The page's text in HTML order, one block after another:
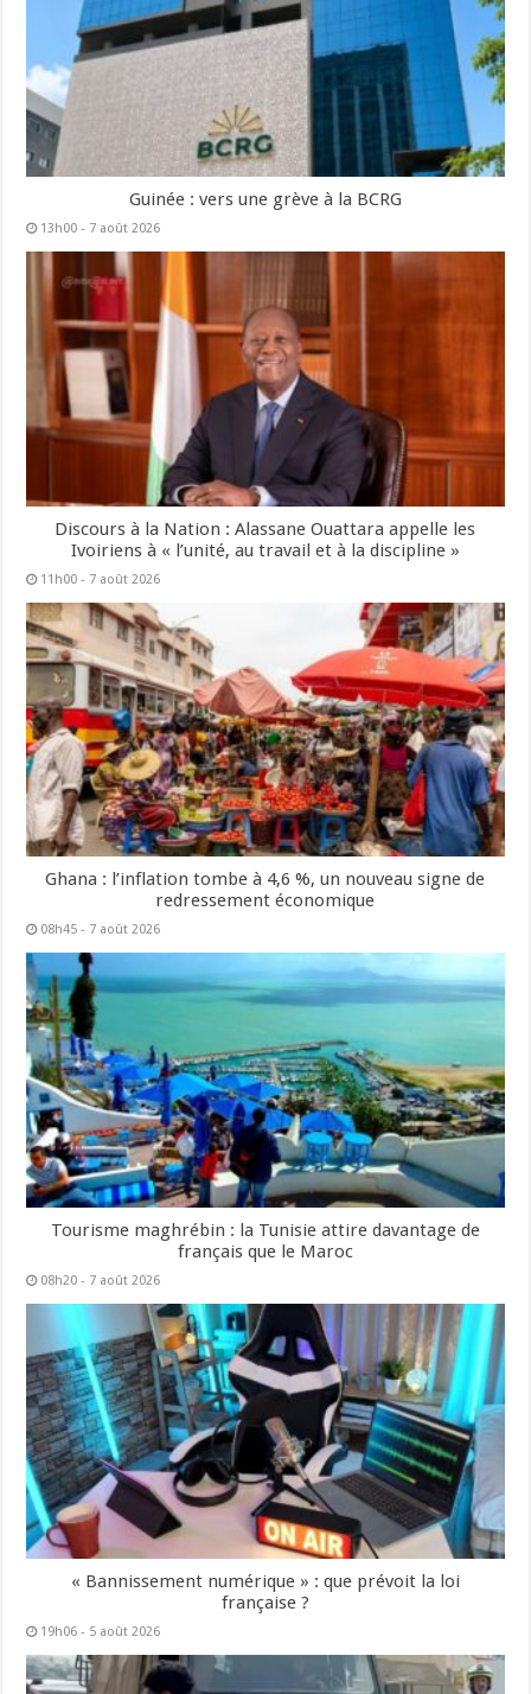
Guinée : vers une grève à la BCRG
13h00 - 7 août 2026
Discours à la Nation : Alassane Ouattara appelle les
Ivoiriens à « l’unité, au travail et à la discipline »
11h00 - 7 août 2026
Ghana : l’inflation tombe à 4,6 %, un nouveau signe de
redressement économique
08h45 - 7 août 2026
Tourisme maghrébin : la Tunisie attire davantage de
français que le Maroc
08h20 - 7 août 2026
« Bannissement numérique » : que prévoit la loi
française ?
19h06 - 5 août 2026